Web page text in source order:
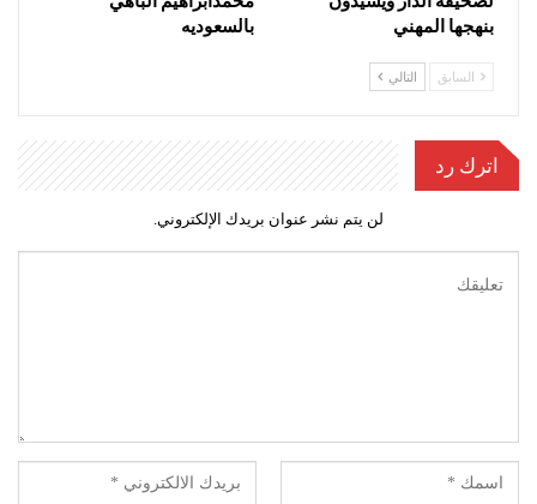
بنهجها المهني
بالسعوديه
السابق التالي
اترك رد
لن يتم نشر عنوان بريدك الإلكتروني.